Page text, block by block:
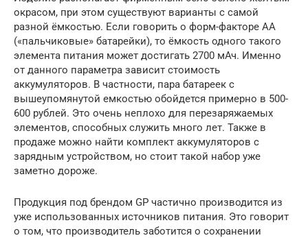
окрасом, при этом существуют варианты с самой
разной ёмкостью. Если говорить о форм-факторе AA
(«пальчиковые» батарейки), то ёмкость одного такого
элемента питания может достигать 2700 мАч. Именно
от данного параметра зависит стоимость
аккумуляторов. В частности, пара батареек с
вышеупомянутой емкостью обойдется примерно в 500-
600 рублей. Это очень неплохо для перезаряжаемых
элементов, способных служить много лет. Также в
продаже можно найти комплект аккумуляторов с
зарядным устройством, но стоит такой набор уже
заметно дороже.
Продукция под брендом GP частично производится из
уже использованных источников питания. Это говорит
о том, что производитель заботится о сохранении